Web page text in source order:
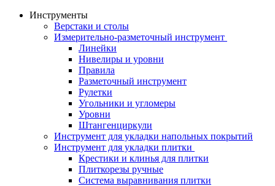
Инструменты
Верстаки и столы
Измерительно-разметочный инструмент
Линейки
Нивелиры и уровни
Правила
Разметочный инструмент
Рулетки
Угольники и угломеры
Уровни
Штангенциркули
Инструмент для укладки напольных покрытий
Инструмент для укладки плитки
Крестики и клинья для плитки
Плиткорезы ручные
Система выравнивания плитки